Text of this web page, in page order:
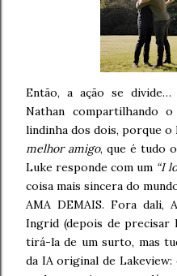
Então, a ação se
Nathan compartilhando
lindinha dos dois, porque o
melhor amigo, que é tudo
Luke responde com um “I
coisa mais sincera do
AMA DEMAIS. Fora dali,
Ingrid (depois de precisar
tirá-la de um surto, mas
da IA original de